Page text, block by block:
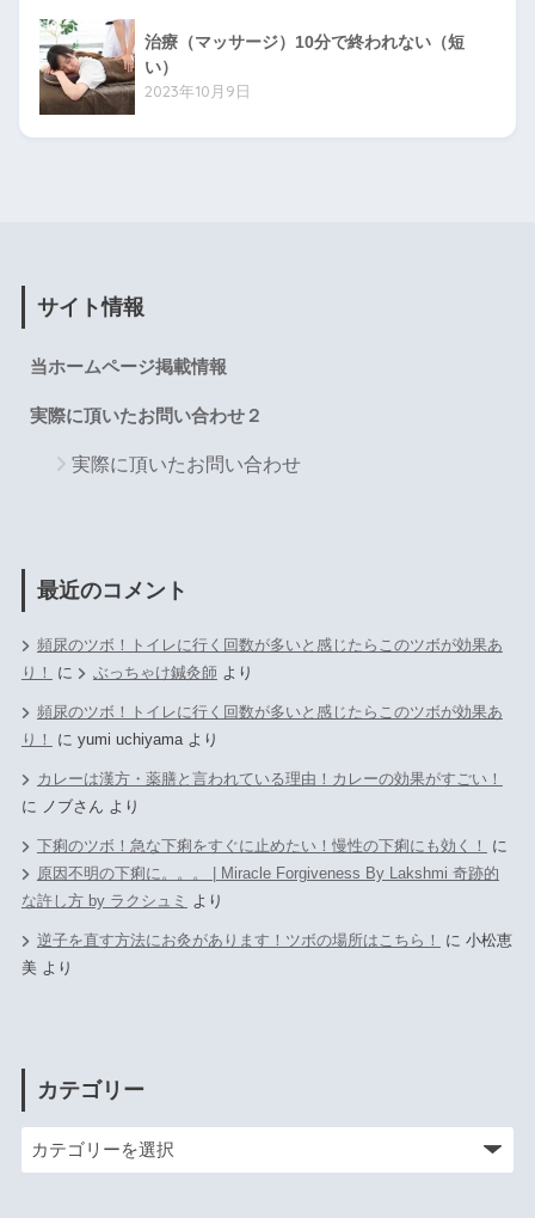
治療（マッサージ）10分で終われない（短
い）
2023年10月9日
サイト情報
当ホームページ掲載情報
実際に頂いたお問い合わせ２
実際に頂いたお問い合わせ
最近のコメント
頻尿のツボ！トイレに行く回数が多いと感じたらこのツボが効果あ
り！
に ぶっちゃけ鍼灸師 より
頻尿のツボ！トイレに行く回数が多いと感じたらこのツボが効果あ
り！
に yumi uchiyamaより
カレーは漢方・薬膳と言われている理由！カレーの効果がすごい！
に ノブさん より
下痢のツボ！急な下痢をすぐに止めたい！慢性の下痢にも効く！
に
原因不明の下痢に。。。 | Miracle Forgiveness By Lakshmi 奇跡的
な許し方 by ラクシュミ
より
逆子を直す方法にお灸があります！ツボの場所はこちら！ に 小松恵
美より
カテゴリー